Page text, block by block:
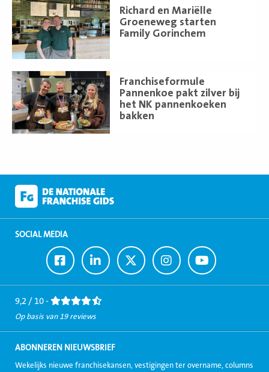
Richard en Mariëlle
Groeneweg starten
Family Gorinchem
Lees
meer
Franchiseformule
Pannenkoe pakt zilver bij
het NK pannenkoeken
bakken
Lees
meer
SOCIAL MEDIA
Ga
naar
Facebook
Ga
naar
LinkedIn
Ga
naar
Twitter
Ga
naar
Instagram
Ga
naar
Youtube
9,2 / 10 -
Op basis van 19 reviews
ABONNEREN NIEUWSBRIEF
Wekelijks nieuwe franchisekansen, vestigingen ter overname, columns